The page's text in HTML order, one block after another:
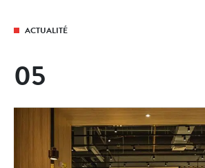
ACTUALITÉ
05